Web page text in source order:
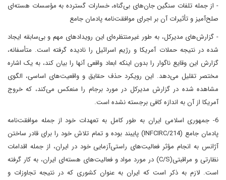
- از جمله تلفات سنگین جان‌های بی‌گناه، خسارات گسترده به مؤسسات هسته‌ای
صلح‌آمیز و تأثیرات آن بر اجرای موافقت‌نامه پادمان جامع
- گزارش‌های مدیرکل، به طور غیرمنتظره‌ای این رویدادهای مهم و بی‌سابقه ایجاد
شده در نتیجه حملات آمریکا و رژیم اسرائیل را نادیده گرفته است. متأسفانه،
گزارش این وقایع ناگوار را بدون اینکه ابعاد واقعی آنها را بیان کند، به یک اشاره
مختصر تقلیل می‌دهد. این رویکرد حذف حقایق و واقعیت‌های اساسی، الگوی
مشاهده شده در گزارش مدیرکل در مورد برجام را منعکس می‌کند، که خروج
آمریکا از آن به اندازه کافی برجسته نشده است.
6- جمهوری اسلامی ایران به طور کامل به تعهدات خود از جمله موافقت‌نامه
پادمان جامع (INFCIRC/214) پایبند بوده و تمام تلاش خود را برای قادر ساختن
آژانس به انجام مؤثر فعالیت‌های راستی‌آزمایی خود در ایران، از جمله اقدامات
نظارتی و مراقبتی(C/S) در مورد مواد و فعالیت‌های هسته‌ای ایران، به کار گرفته
است. لازم به ذکر است که ایران به عنوان کشوری که در نتیجه تجاوزات و